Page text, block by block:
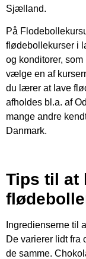
Sjælland.
På
flødebollekurser i
og konditorer,
vælge en af
du lærer at lave
afholdes bl.a. af
mange andre
Danmark.
Tips til at
Ingredienserne til
De varierer lidt fra
de samme.